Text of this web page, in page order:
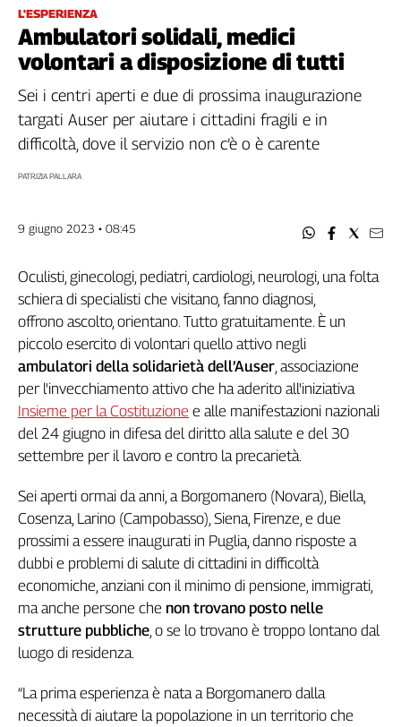
Categorie
Filcams
Filctem
Fillea
Filt
Fiom
Flai
Fp
Slc
Spi
Inca
Caaf
Speciali
G8
di
Genova,
sangue
ragione
120
anni
Cgil
Collettiva
Academy
Rubriche
L'ESPERIENZA
Ambulatori solidali, medici
volontari a disposizione di tutti
Sei i centri aperti e due di prossima inaugurazione
targati Auser per aiutare i cittadini fragili e in
difficoltà, dove il servizio non c’è o è carente
PATRIZIA PALLARA
9 giugno 2023 • 08:45
Oculisti, ginecologi, pediatri, cardiologi, neurologi, una folta
schiera di specialisti che visitano, fanno diagnosi,
offrono ascolto, orientano. Tutto gratuitamente. È un
piccolo esercito di volontari quello attivo negli
ambulatori della solidarietà dell’Auser, associazione
per l'invecchiamento attivo che ha aderito all'iniziativa
Insieme per la Costituzione e alle manifestazioni nazionali
del 24 giugno in difesa del diritto alla salute e del 30
settembre per il lavoro e contro la precarietà.
Sei aperti ormai da anni, a Borgomanero (Novara), Biella,
Cosenza, Larino (Campobasso), Siena, Firenze, e due
prossimi a essere inaugurati in Puglia, danno risposte a
dubbi e problemi di salute di cittadini in difficoltà
economiche, anziani con il minimo di pensione, immigrati,
ma anche persone che non trovano posto nelle
strutture pubbliche, o se lo trovano è troppo lontano dal
luogo di residenza.
“La prima esperienza è nata a Borgomanero dalla
necessità di aiutare la popolazione in un territorio che